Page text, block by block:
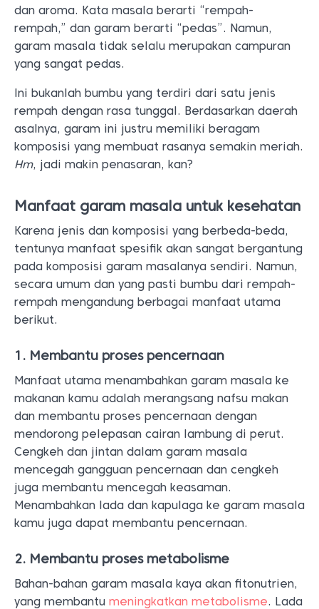
dan aroma. Kata masala berarti “rempah-
rempah,” dan garam berarti “pedas”. Namun,
garam masala tidak selalu merupakan campuran
yang sangat pedas.
Ini bukanlah bumbu yang terdiri dari satu jenis
rempah dengan rasa tunggal. Berdasarkan daerah
asalnya, garam ini justru memiliki beragam
komposisi yang membuat rasanya semakin meriah.
Hm, jadi makin penasaran, kan?
Manfaat garam masala untuk kesehatan
Karena jenis dan komposisi yang berbeda-beda,
tentunya manfaat spesifik akan sangat bergantung
pada komposisi garam masalanya sendiri. Namun,
secara umum dan yang pasti bumbu dari rempah-
rempah mengandung berbagai manfaat utama
berikut.
1. Membantu proses pencernaan
Manfaat utama menambahkan garam masala ke
makanan kamu adalah merangsang nafsu makan
dan membantu proses pencernaan dengan
mendorong pelepasan cairan lambung di perut.
Cengkeh dan jintan dalam garam masala
mencegah gangguan pencernaan dan cengkeh
juga membantu mencegah keasaman.
Menambahkan lada dan kapulaga ke garam masala
kamu juga dapat membantu pencernaan.
2. Membantu proses metabolisme
Bahan-bahan garam masala kaya akan fitonutrien,
yang membantu meningkatkan metabolisme. Lada